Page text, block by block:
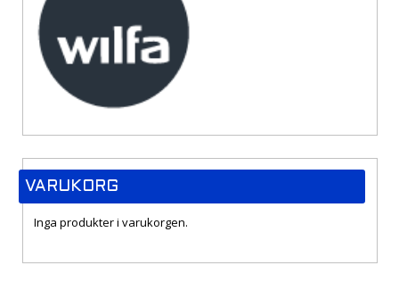
VARUKORG
Inga produkter i varukorgen.